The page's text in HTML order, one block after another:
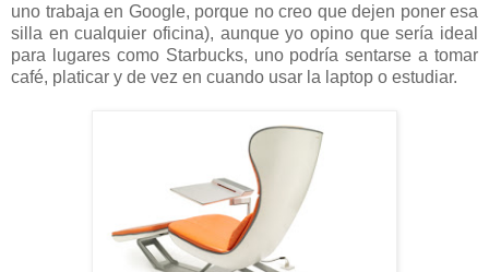
uno trabaja en Google, porque no creo que dejen poner esa
silla en cualquier oficina), aunque yo opino que sería ideal
para lugares como Starbucks, uno podría sentarse a tomar
café, platicar y de vez en cuando usar la laptop o estudiar.